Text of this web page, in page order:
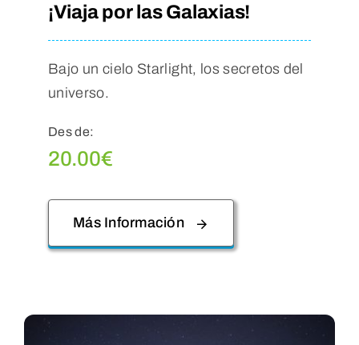
¡Viaja por las Galaxias!
Bajo un cielo Starlight, los secretos del
universo.
Des de:
20.00€
Más Información